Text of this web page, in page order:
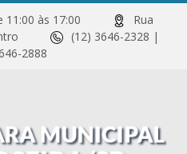
11:00 às 17:00
Rua
(12) 3646-2328 |
2888